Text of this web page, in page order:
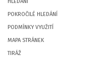
HLEDÁNÍ
POKROČILÉ HLEDÁNÍ
PODMÍNKY VYUŽITÍ
MAPA STRÁNEK
TIRÁŽ